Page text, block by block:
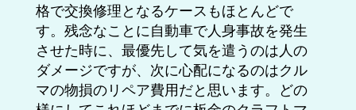
格で交換修理となるケースもほとんどで
す。残念なことに自動車で人身事故を発生
させた時に、最優先して気を遣うのは人の
ダメージですが、次に心配になるのはクル
マの物損のリペア費用だと思います。どの